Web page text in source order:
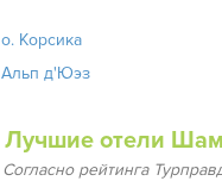
о. Корсика
Альп д'Юэз
Лучшие отели
Согласно рейтинга